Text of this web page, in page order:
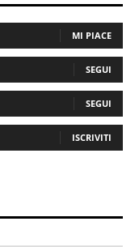
MI PIACE
SEGUI
SEGUI
ISCRIVITI